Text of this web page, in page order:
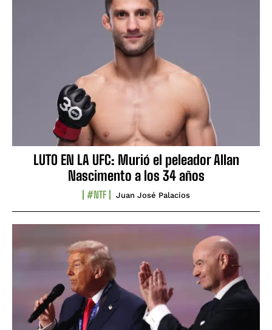
LUTO EN LA UFC: Murió el peleador Allan
Nascimento a los 34 años
#NTF Juan José Palacios